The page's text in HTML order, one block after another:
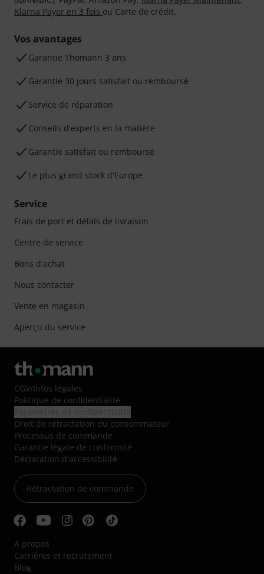
Klarna Payer en 3 fois ou Carte de crédit.
Vos avantages
Ga­ran­tie Thomann 3 ans
Garantie 30 jours satisfait ou remboursé
Service de réparation
Conseils d'experts en la matière
Garantie satisfait ou remboursé
Le plus grand stock d'Europe
Service
Frais de port et délais de livraison
Centre de service
Bons d'achat
Nous contacter
Vente en magasin
Aperçu du service
CGV/Infos légales
Politique de confidentialité
Droit de rétractation du consommateur
Processus de commande
Garantie légale de conformité
Déclaration d'accessibilité
Rétractation de commande
A propos
Carrières et recrutement
Blog